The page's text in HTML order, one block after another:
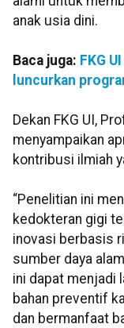
anak usia dini.
Baca juga: FKG
luncurkan
Dekan FKG UI,
menyampaikan
kontribusi ilmiah
“Penelitian ini
kedokteran gigi
inovasi berbasis
sumber daya
ini dapat menjadi
bahan preventif
dan bermanfaat